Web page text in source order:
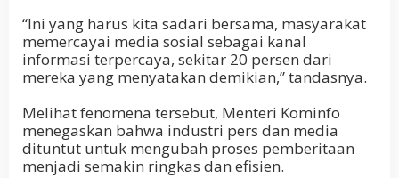
“Ini yang harus kita sadari bersama, masyarakat
memercayai media sosial sebagai kanal
informasi terpercaya, sekitar 20 persen dari
mereka yang menyatakan demikian,” tandasnya.
Melihat fenomena tersebut, Menteri Kominfo
menegaskan bahwa industri pers dan media
dituntut untuk mengubah proses pemberitaan
menjadi semakin ringkas dan efisien.